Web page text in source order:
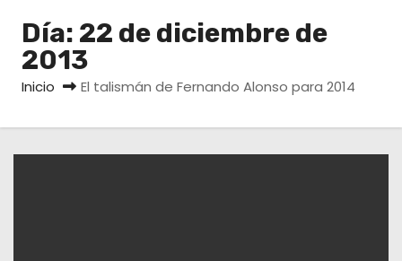
Día: 22 de diciembre de
2013
Inicio El talismán de Fernando Alonso para 2014